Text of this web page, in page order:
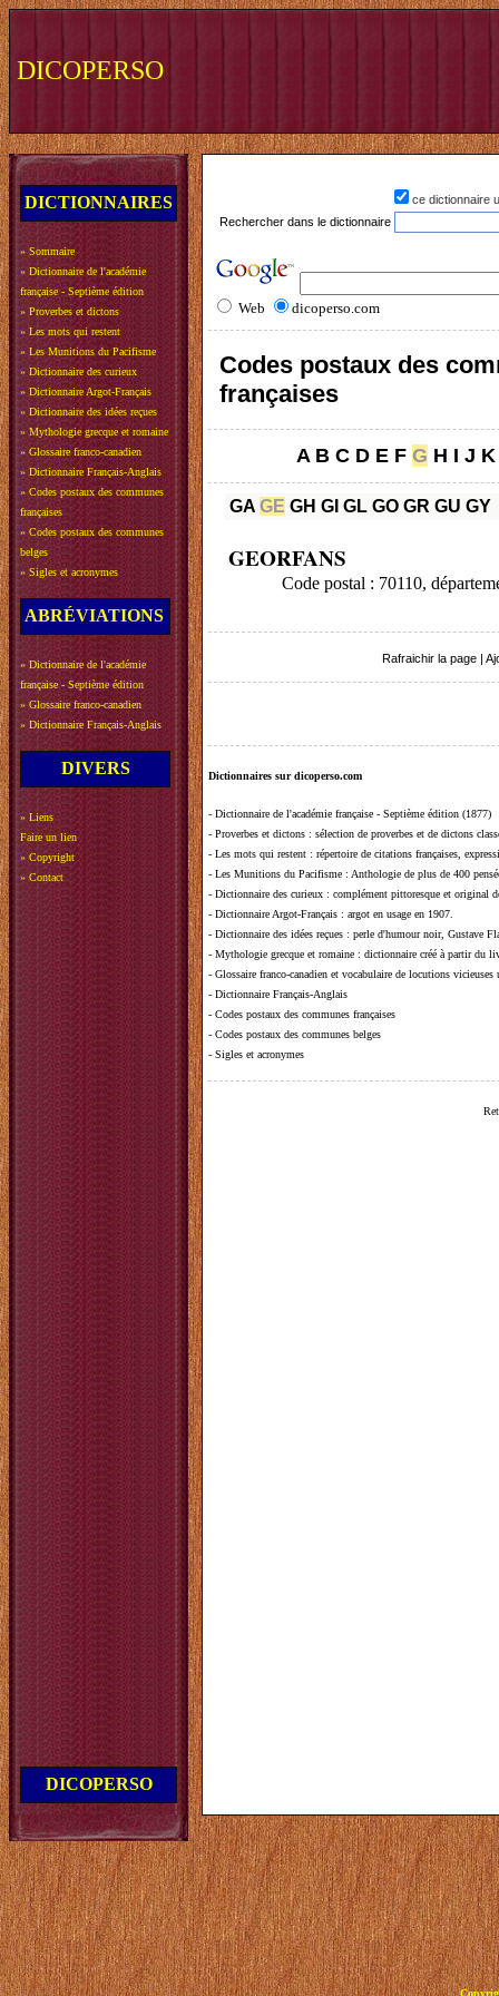
DICOPERSO
DICTIONNAIRES
» Sommaire
» Dictionnaire de l'académie
française - Septième édition
» Proverbes et dictons
» Les mots qui restent
» Les Munitions du Pacifisme
» Dictionnaire des curieux
» Dictionnaire Argot-Français
» Dictionnaire des idées reçues
» Mythologie grecque et romaine
» Glossaire franco-canadien
» Dictionnaire Français-Anglais
» Codes postaux des communes
françaises
» Codes postaux des communes
belges
» Sigles et acronymes
ABRÉVIATIONS
» Dictionnaire de l'académie
française - Septième édition
» Glossaire franco-canadien
» Dictionnaire Français-Anglais
DIVERS
» Liens
Faire un lien
» Copyright
» Contact
DICOPERSO
ce dictionnaire
Rechercher dans le dictionnaire
Web dicoperso.com
Codes postaux des
françaises
A B C D E F G H I J K
GA GE GH GI GL GO GR GU GY
GEORFANS
Code postal : 70110,
Rafraichir la page
Dictionnaires sur dicoperso.com
- Dictionnaire de l'académie française - Septième édition (1877)
- Proverbes et dictons : sélection de proverbes et de dictons
- Les mots qui restent : répertoire de citations françaises,
- Les Munitions du Pacifisme : Anthologie de plus de 400
- Dictionnaire des curieux : complément pittoresque et original
- Dictionnaire Argot-Français : argot en usage en 1907.
- Dictionnaire des idées reçues : perle d'humour noir, Gustave
- Mythologie grecque et romaine : dictionnaire créé à partir du
- Glossaire franco-canadien et vocabulaire de locutions vicieuses
- Dictionnaire Français-Anglais
- Codes postaux des communes françaises
- Codes postaux des communes belges
- Sigles et acronymes